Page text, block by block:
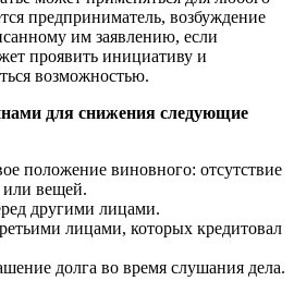
предприниматель, возбуждение
им заявлению, если
проявить инициативу и
возможностью.
для снижения следующие
положение виновного: отсутствие
или вещей.
другими лицами.
лицами, которых кредитовал
долга во время слушания дела.